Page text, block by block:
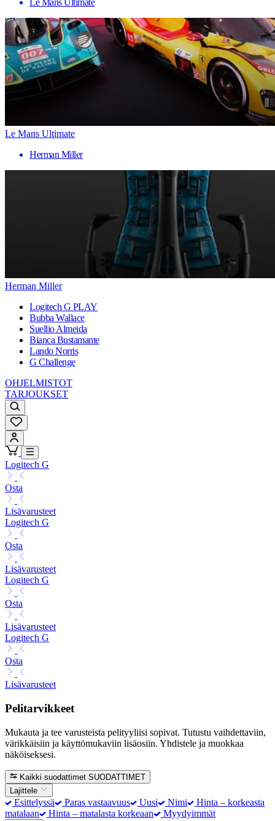
Le Mans Ultimate
Le Mans Ultimate
Herman Miller
Herman Miller
Logitech G PLAY
Bubba Wallace
Suellio Almeida
Bianca Bustamante
Lando Norris
G Challenge
OHJELMISTOT
TARJOUKSET
Logitech G
Osta
Lisävarusteet
Logitech G
Osta
Lisävarusteet
Logitech G
Osta
Lisävarusteet
Logitech G
Osta
Lisävarusteet
Pelitarvikkeet
Mukauta ja tee varusteista pelityyliisi sopivat. Tutustu vaihdettaviin,
värikkäisiin ja käyttömukaviin lisäosiin. Yhdistele ja muokkaa
näköiseksesi.
Kaikki suodattimet SUODATTIMET
Lajittele
Esittelyssä Paras vastaavuus Uusi Nimi
Hinta – korkeasta
matalaan
Hinta – matalasta korkeaan Myydyimmät